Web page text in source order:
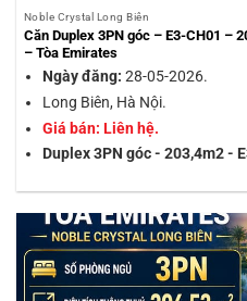
Noble Crystal Long Biên
Căn Duplex 3PN góc – E3-CH01 –
– Tòa Emirates
Ngày đăng: 28-05-2026.
Long Biên, Hà Nội.
Giá bán: Liên hệ.
Duplex 3PN góc - 203,4m2 -